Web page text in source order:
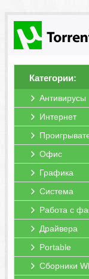
Категории:
Антивирусы
Интернет
Офис
Графика
Система
Работа с
Драйвера
Portable
Сборники